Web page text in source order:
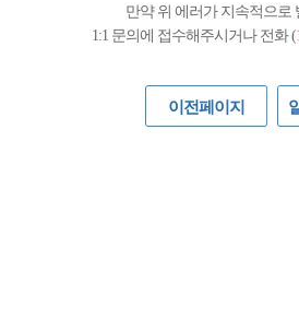
만약 위 에러가 지속적으로
1:1 문의에 접수해주시거나 전화 (
이전페이지